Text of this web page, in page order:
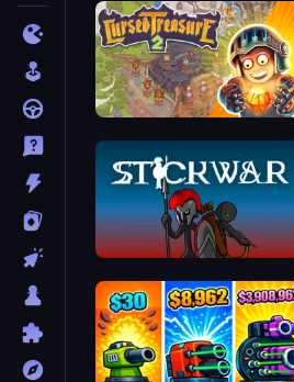
Cursed Treasure 2
Stick War